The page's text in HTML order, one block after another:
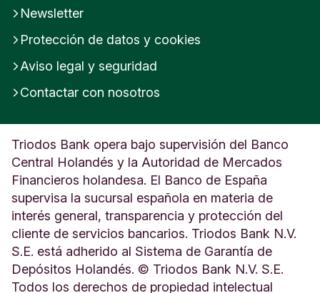
Newsletter
Protección de datos y cookies
Aviso legal y seguridad
Contactar con nosotros
Triodos Bank opera bajo supervisión del Banco
Central Holandés y la Autoridad de Mercados
Financieros holandesa. El Banco de España
supervisa la sucursal española en materia de
interés general, transparencia y protección del
cliente de servicios bancarios. Triodos Bank N.V.
S.E. está adherido al Sistema de Garantía de
Depósitos Holandés. © Triodos Bank N.V. S.E.
Todos los derechos de propiedad intelectual